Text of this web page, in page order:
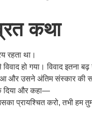
कथा
रहता था।
हो गया। विवाद इतना बढ़
और उसने अंतिम संस्कार की
दिया और कहा—
प्रायश्चित करो, तभी हम